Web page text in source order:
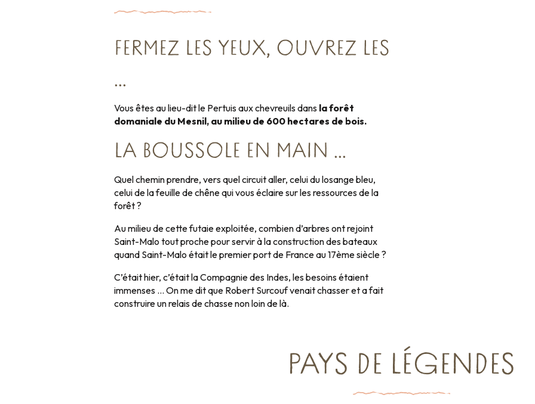
FERMEZ LES YEUX, OUVREZ LES
…
Vous êtes au lieu-dit le Pertuis aux chevreuils dans la forêt
domaniale du Mesnil, au milieu de 600 hectares de bois.
LA BOUSSOLE EN MAIN …
Quel chemin prendre, vers quel circuit aller, celui du losange bleu,
celui de la feuille de chêne qui vous éclaire sur les ressources de la
forêt ?
Au milieu de cette futaie exploitée, combien d’arbres ont rejoint
Saint-Malo tout proche pour servir à la construction des bateaux
quand Saint-Malo était le premier port de France au 17ème siècle ?
C’était hier, c’était la Compagnie des Indes, les besoins étaient
immenses … On me dit que Robert Surcouf venait chasser et a fait
construire un relais de chasse non loin de là.
PAYS DE LÉGENDES